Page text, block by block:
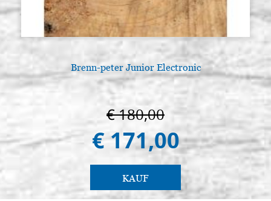
Brenn-peter Junior Electronic
€ 180,00
€ 171,00
KAUF